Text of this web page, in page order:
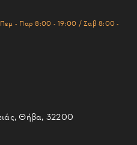
- Παρ 8:00 - 19:00 / Σαβ 8:00 -
Θήβα, 32200